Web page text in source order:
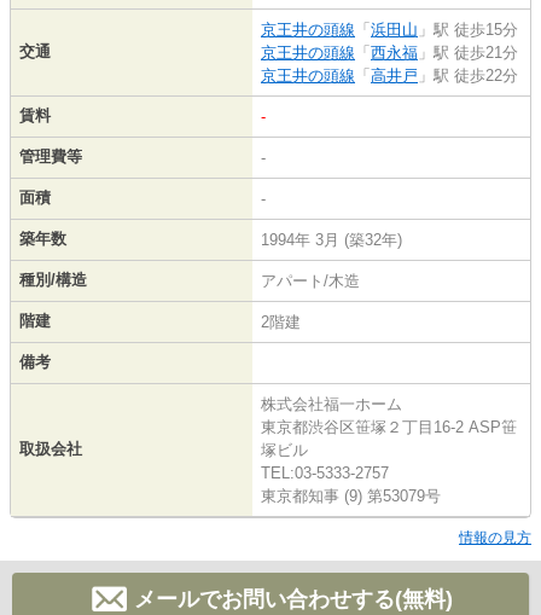
交通
京王井の頭線 「 浜田山 」駅 徒歩15分
京王井の頭線 「 西永福 」駅 徒歩21分
京王井の頭線 「 高井戸 」駅 徒歩22分
賃料 -
管理費等 -
面積 -
築年数 1994年 3月 (築32年)
種別/構造 アパート/木造
階建 2階建
備考
取扱会社
株式会社福一ホーム
東京都渋谷区笹塚２丁目16-2 ASP笹
塚ビル
TEL:03-5333-2757
東京都知事 (9) 第53079号
情報の見方
メールでお問い合わせする(無料)